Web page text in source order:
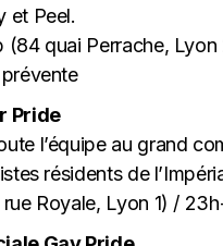
et Peel.
(84 quai Perrache,
Pride
l’équipe au grand
résidents de
Royale, Lyon 1) /